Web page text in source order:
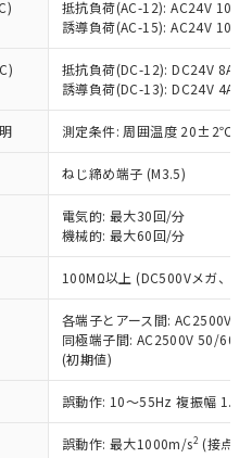
抵抗負荷(AC-12): AC24V 10A/
誘導負荷(AC-15): AC24V
抵抗負荷(DC-12): DC24V 8A/
誘導負荷(DC-13): DC24V 4A/
測定条件: 周囲温度 20±2℃、
ねじ締め端子 (M3.5)
電気的: 最大30回/分
機械的: 最大60回/分
100MΩ以上 (DC500Vメガ、点
各端子とアース間: AC2500V
同極端子間: AC2500V 50/
(初期値)
誤動作: 10～55Hz 複振幅
誤動作: 最大1000m/s2 (接点
象外となる商品もある
ださい。
標準価格照会結果は、
新日時点での社内デー
されるものであり、閲
の実際の在庫および標
および標準価格はお客
またはお客様担当のオ
販売店・当社販売員に
器販売店や当社販売拠
トワーク
」をご確認
準価格結果を当社の
願いします。
（部品リスト作成サー
、非含有部品として
判明した場合などや
があります。
以下、ポリ臭化ビフェニル
臭化ジフェニルエーテル類
ル酸ビス(2-エチルヘキシ
以下、フタル酸ジブチル
フタル酸ジイソブチル
については閾値を超える意
しています。
況などにより、予定
ります。
含有率が中国RoHSの
とを示します。
当社販売部門へお問
(GB/T26572)：
) : 1000ppm、 Cd(カドミウ
、 PBBs(ポリ臭化ビフェ
、 DIBP(フタル酸ジ
フタル酸ブチルベンジ
ルヘキシル)) : 1000ppm
物質）のすべてが基
示します。
況下において有害物
環境に深刻な影響を
貴社製品のうち、外国
貿易法に定める商品
等」という）を輸出
提供する場合は、日本
可(または役務取引許
どの必要な手続きを
を破棄する場合は、完
ど、違法に輸出されな
段を講じます。
を、核兵器、ミサイ
物兵器またはその他
らの製造装置等に一切
を第三者に販売する
2および3の内容を当
します。また当社は、
売に係わる関係者が違
それがある場合は、取
の在庫あり
満たないが在庫あり
新の在庫状況につ
客様のお取引先、ま
担当のオムロン制御
・当社販売員にご確
種、また在庫状況の